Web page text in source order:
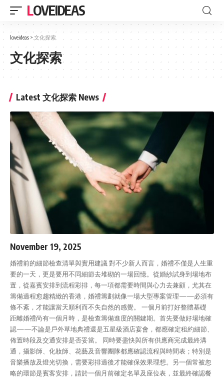
LOVEIDEAS
loveideas > 文化探索
文化探索
Latest 文化探索 News
November 19, 2025
婚禮前的細節檢查清單與實用建議 對不少新人而言，婚禮不僅是人生重
要的一天，更是要用不同細節去堆砌的一場回憶。從婚紗試身到場地布
置，從嘉賓安排到流程彩排，每一項都需要時間與心力去兼顧，尤其在
籌備過程愈趨精緻的香港，婚禮籌劃就像一場大型專案管理——必須有
條不紊，才能讓當天順利而不失自然的感覺。 一個月前打好整體基礎
距離婚禮尚有一個月時，是檢查籌備進度的關鍵期。首先要做好場地確
認——不論是戶外草地典禮還是五星級酒店宴會，都應確定租約細節、
佈置時段及交通安排是否妥當。 同時要盡快與所有供應商完成最終溝
通，攝影師、化妝師、花藝及音響團隊都應確認流程與時間表；特別是
音樂播放及燈光切換，需要彩排過後才能確保效果理想。另一個常被忽
略的環節是賓客安排，請於一個月前確定名單及座位表，並最終確認餐